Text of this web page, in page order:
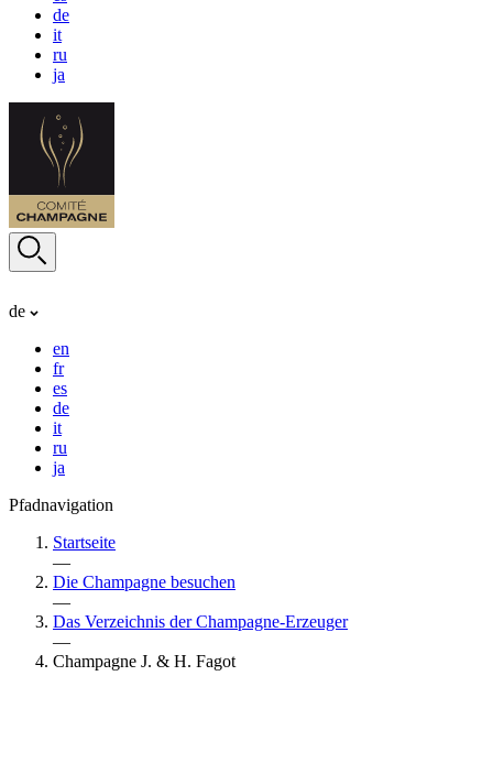
de
it
ru
ja
de
en
fr
es
de
it
ru
ja
Pfadnavigation
Startseite
—
Die Champagne besuchen
—
Das Verzeichnis der Champagne-Erzeuger
—
Champagne J. & H. Fagot